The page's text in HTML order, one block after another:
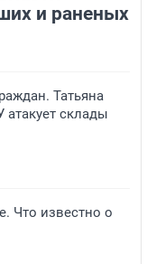
и раненых
Татьяна
склады
Что известно о